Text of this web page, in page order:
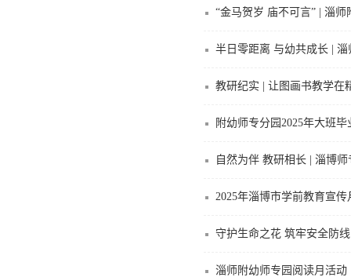
“金马贺岁 庙不可言” | 淄
半日零距离 与幼共成长 |
教研纪实 | 让图画书教学在
附幼师专分园2025年大班毕
自然为伴 教研相长 | 淄博
2025年淄博市学前教育宣
守护生命之花 筑牢安全防线
淄师附幼师专园阅读月活动